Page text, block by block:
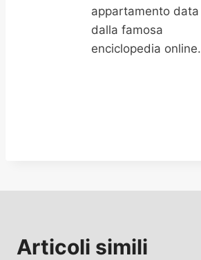
appartamento data
dalla famosa
enciclopedia online.
Articoli simili